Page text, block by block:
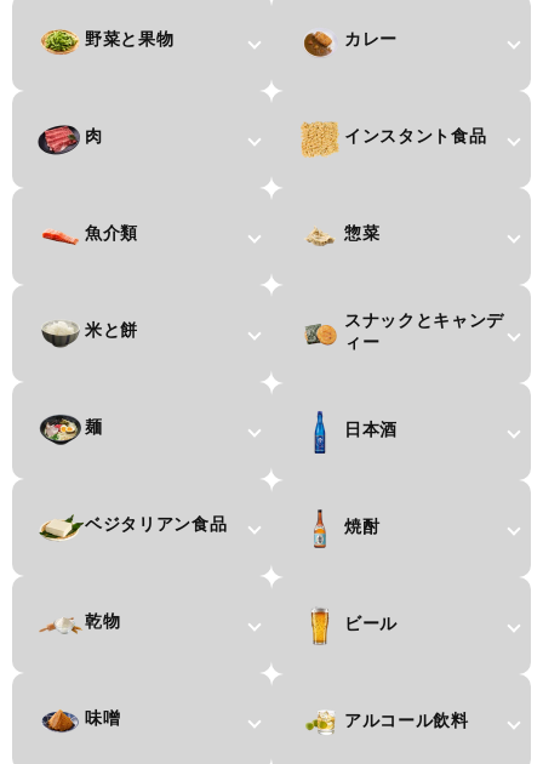
野菜と果物
肉
魚介類
米と餅
麺
ベジタリアン食品
乾物
味噌
カレー
インスタント食品
惣菜
スナックとキャンデ
ィー
日本酒
焼酎
ビール
アルコール飲料